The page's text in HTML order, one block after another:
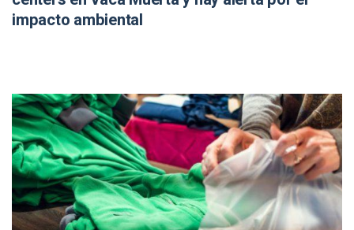
impacto ambiental